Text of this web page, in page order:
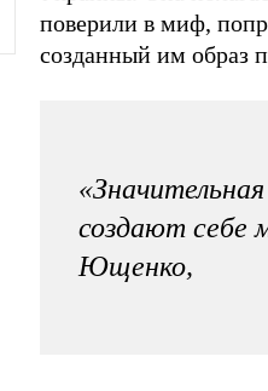
поверили в миф,
созданный им образ
создают себе
Ющенко,